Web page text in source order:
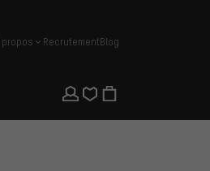
propos RecrutementBlog